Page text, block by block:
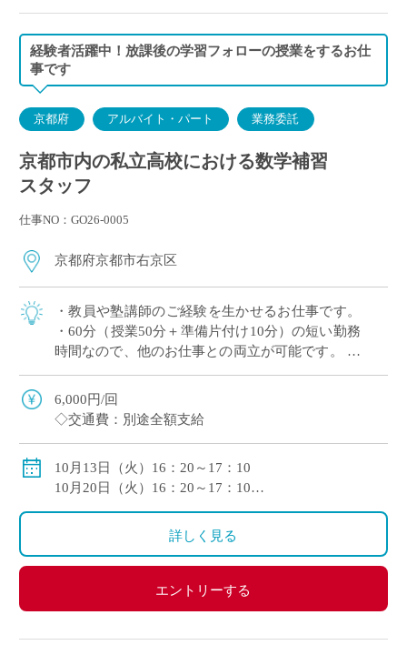
経験者活躍中！放課後の学習フォローの授業をするお仕
事です
京都府 アルバイト・パート 業務委託
京都市内の私立高校における数学補習
スタッフ
仕事NO：GO26-0005
京都府京都市右京区
・教員や塾講師のご経験を生かせるお仕事です。
・60分（授業50分＋準備片付け10分）の短い勤務
時間なので、他のお仕事との両立が可能です。 ・
ます。
6,000円/回
◇交通費：別途全額支給
10月13日（火）16：20～17：10
10月20日（火）16：20～17：10
11月17日（火）16：20～17：10
詳しく見る
エントリーする